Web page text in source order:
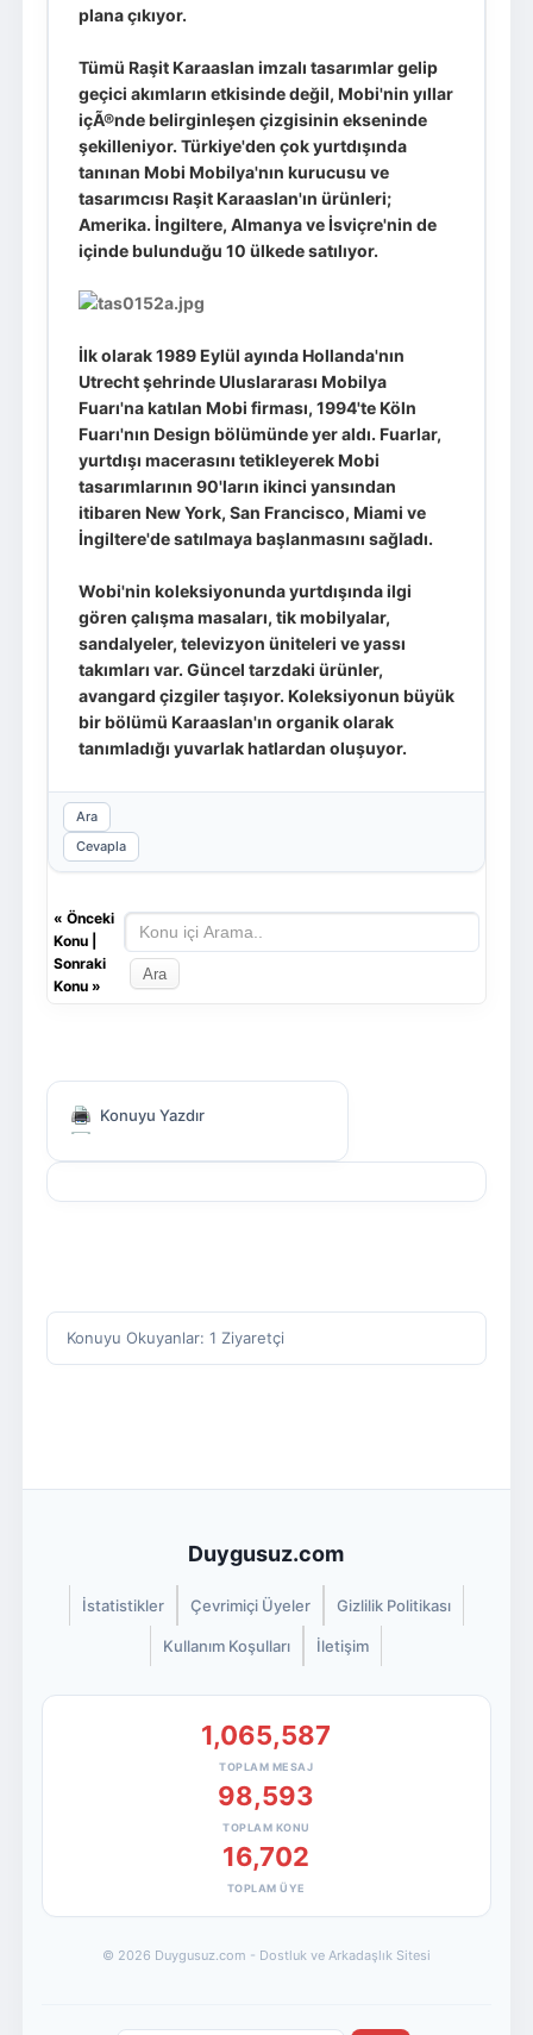
plana çıkıyor.
Tümü Raşit Karaaslan imzalı tasarımlar gelip
geçici akımların etkisinde değil, Mobi'nin yıllar
içÃ®nde belirginleşen çizgisinin ekseninde
şekilleniyor. Türkiye'den çok yurtdışında
tanınan Mobi Mobilya'nın kurucusu ve
tasarımcısı Raşit Karaaslan'ın ürünleri;
Amerika. İngiltere, Almanya ve İsviçre'nin de
içinde bulunduğu 10 ülkede satılıyor.
İlk olarak 1989 Eylül ayında Hollanda'nın
Utrecht şehrinde Uluslararası Mobilya
Fuarı'na katılan Mobi firması, 1994'te Köln
Fuarı'nın Design bölümünde yer aldı. Fuarlar,
yurtdışı macerasını tetikleyerek Mobi
tasarımlarının 90'ların ikinci yansından
itibaren New York, San Francisco, Miami ve
İngiltere'de satılmaya başlanmasını sağladı.
Wobi'nin koleksiyonunda yurtdışında ilgi
gören çalışma masaları, tik mobilyalar,
sandalyeler, televizyon üniteleri ve yassı
takımları var. Güncel tarzdaki ürünler,
avangard çizgiler taşıyor. Koleksiyonun büyük
bir bölümü Karaaslan'ın organik olarak
tanımladığı yuvarlak hatlardan oluşuyor.
Ara
Cevapla
« Önceki
Konu|
Sonraki
Konu»
Konuyu Yazdır
Konuyu Okuyanlar: 1 Ziyaretçi
Duygusuz.com
İstatistikler Çevrimiçi Üyeler Gizlilik Politikası
Kullanım Koşulları İletişim
1,065,587
TOPLAM MESAJ
98,593
TOPLAM KONU
16,702
TOPLAM ÜYE
© 2026 Duygusuz.com - Dostluk ve Arkadaşlık Sitesi